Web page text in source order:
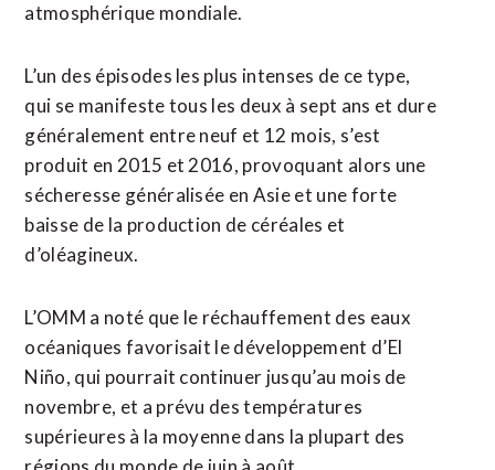
atmosphérique mondiale.
L’un des épisodes les plus intenses de ce ‌type,
qui se manifeste ‌tous les deux à sept ans et dure
généralement entre neuf et 12 mois, s’est
produit en 2015 et 2016, provoquant alors une
sécheresse généralisée en Asie et une forte
baisse de la production de ​céréales et
d’oléagineux.
L’OMM a noté que le réchauffement des eaux
océaniques favorisait le développement d’El
Niño, qui pourrait continuer jusqu’au mois de
novembre, et a prévu des températures
supérieures à la moyenne dans la plupart des